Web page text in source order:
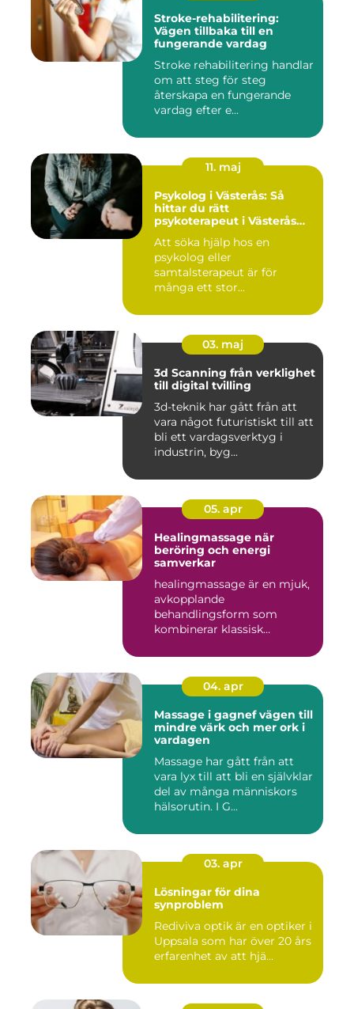
Stroke-rehabilitering:
Vägen tillbaka till en
fungerande vardag
Stroke rehabilitering handlar
om att steg för steg
återskapa en fungerande
vardag efter e...
11. maj
Psykolog i Västerås: Så
hittar du rätt
psykoterapeut i Västerås
Att söka hjälp hos en
psykolog eller
samtalsterapeut är för
många ett stor...
03. maj
3d Scanning från verklighet
till digital tvilling
3d-teknik har gått från att
vara något futuristiskt till att
bli ett vardagsverktyg i
industrin, byg...
05. apr
Healingmassage när
beröring och energi
samverkar
healingmassage är en mjuk,
avkopplande
behandlingsform som
kombinerar klassisk
04. apr
Massage i gagnef vägen till
mindre värk och mer ork i
vardagen
Massage har gått från att
vara lyx till att bli en självklar
del av många människors
hälsorutin. I G...
03. apr
Lösningar för dina
synproblem
Rediviva optik är en optiker i
Uppsala som har över 20 års
erfarenhet av att hjä...